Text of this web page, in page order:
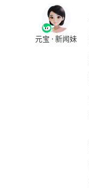
元宝 · 新闻妹